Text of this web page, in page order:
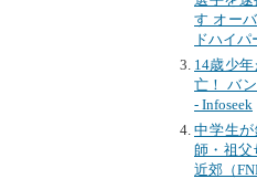
す オー
ドハイ
14歳少
亡！ バ
- Infoseek
中学生
師・祖父
近郊（